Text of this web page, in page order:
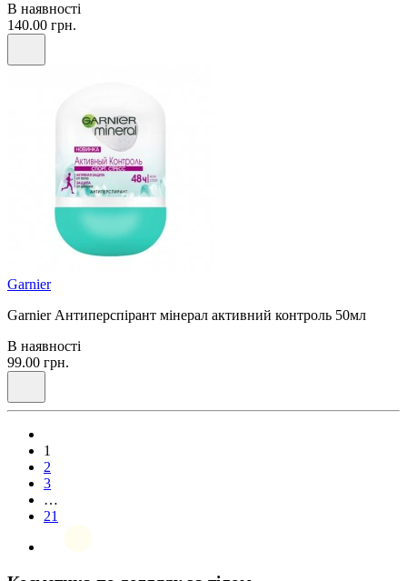
В наявності
140.00 грн.
Garnier
Garnier Антиперспірант мінерал активний контроль 50мл
В наявності
99.00 грн.
1
2
3
…
21